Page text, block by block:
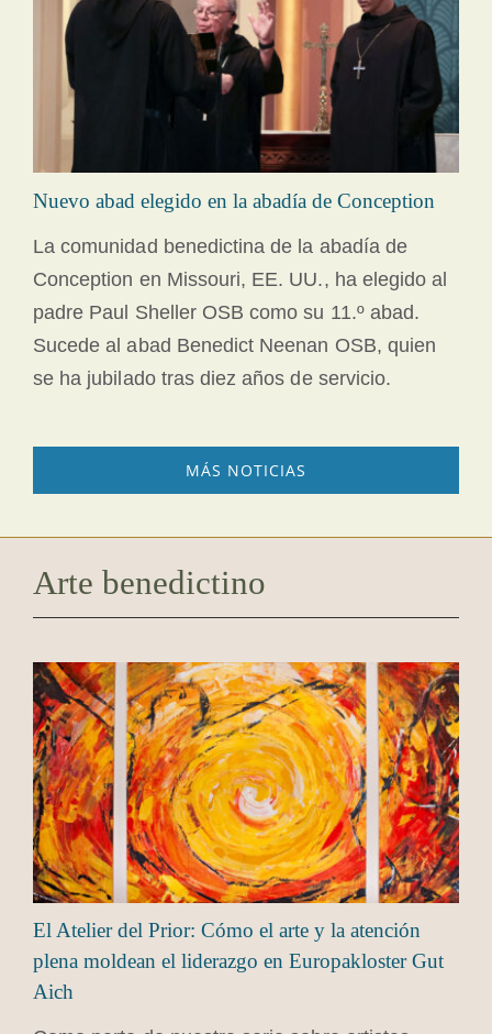
Nuevo abad elegido en la abadía de Conception
La comunidad benedictina de la abadía de
Conception en Missouri, EE. UU., ha elegido al
padre Paul Sheller OSB como su 11.º abad.
Sucede al abad Benedict Neenan OSB, quien
se ha jubilado tras diez años de servicio.
MÁS NOTICIAS
Arte benedictino
El Atelier del Prior: Cómo el arte y la atención
plena moldean el liderazgo en Europakloster Gut
Aich